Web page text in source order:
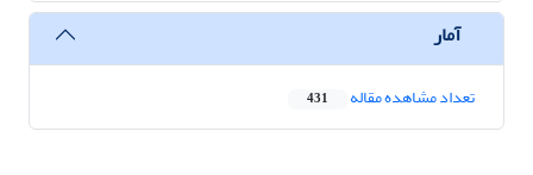
آمار
تعداد مشاهده مقاله 431